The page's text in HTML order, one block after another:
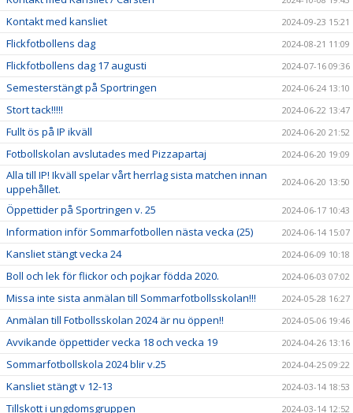
Kontakt med kansliet 2024-09-23 15:21
Flickfotbollens dag 2024-08-21 11:09
Flickfotbollens dag 17 augusti 2024-07-16 09:36
Semesterstängt på Sportringen 2024-06-24 13:10
Stort tack!!!!! 2024-06-22 13:47
Fullt ös på IP ikväll 2024-06-20 21:52
Fotbollskolan avslutades med Pizzapartaj 2024-06-20 19:09
Alla till IP! Ikväll spelar vårt herrlag sista matchen innan
uppehållet.
2024-06-20 13:50
Öppettider på Sportringen v. 25 2024-06-17 10:43
Information inför Sommarfotbollen nästa vecka (25) 2024-06-14 15:07
Kansliet stängt vecka 24 2024-06-09 10:18
Boll och lek för flickor och pojkar födda 2020. 2024-06-03 07:02
Missa inte sista anmälan till Sommarfotbollsskolan!!! 2024-05-28 16:27
Anmälan till Fotbollsskolan 2024 är nu öppen!! 2024-05-06 19:46
Avvikande öppettider vecka 18 och vecka 19 2024-04-26 13:16
Sommarfotbollskola 2024 blir v.25 2024-04-25 09:22
Kansliet stängt v 12-13 2024-03-14 18:53
Tillskott i ungdomsgruppen 2024-03-14 12:52